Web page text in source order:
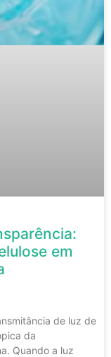
em
de luz de
da
Quando a luz